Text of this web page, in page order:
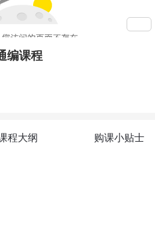
编课程
程大纲 购课小贴士